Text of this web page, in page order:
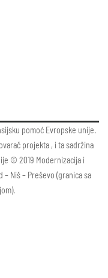
pomoć Evropske unije.
projekta , i ta sadržina
© 2019 Modernizacija i
Niš – Preševo (granica sa